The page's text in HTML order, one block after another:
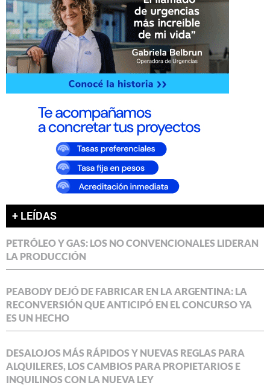
+ LEÍDAS
PETRÓLEO Y GAS: LOS NO CONVENCIONALES LIDERAN
LA PRODUCCIÓN
PEABODY DEJÓ DE FABRICAR EN LA ARGENTINA: LA
RECONVERSIÓN QUE ANTICIPÓ EN EL CONCURSO YA
ES UN HECHO
DESALOJOS MÁS RÁPIDOS Y NUEVAS REGLAS PARA
ALQUILERES, LOS CAMBIOS PARA PROPIETARIOS E
INQUILINOS CON LA NUEVA LEY